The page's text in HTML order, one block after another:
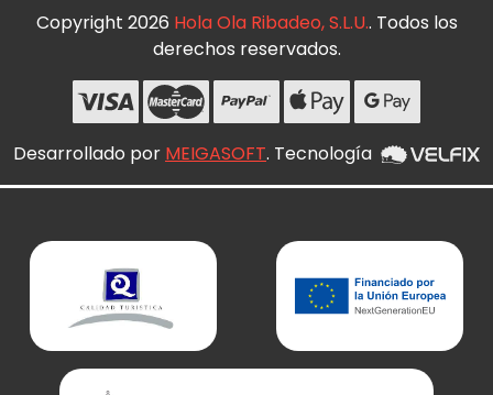
Copyright 2026 Hola Ola Ribadeo, S.L.U.. Todos los
derechos reservados.
Desarrollado por MEIGASOFT. Tecnología